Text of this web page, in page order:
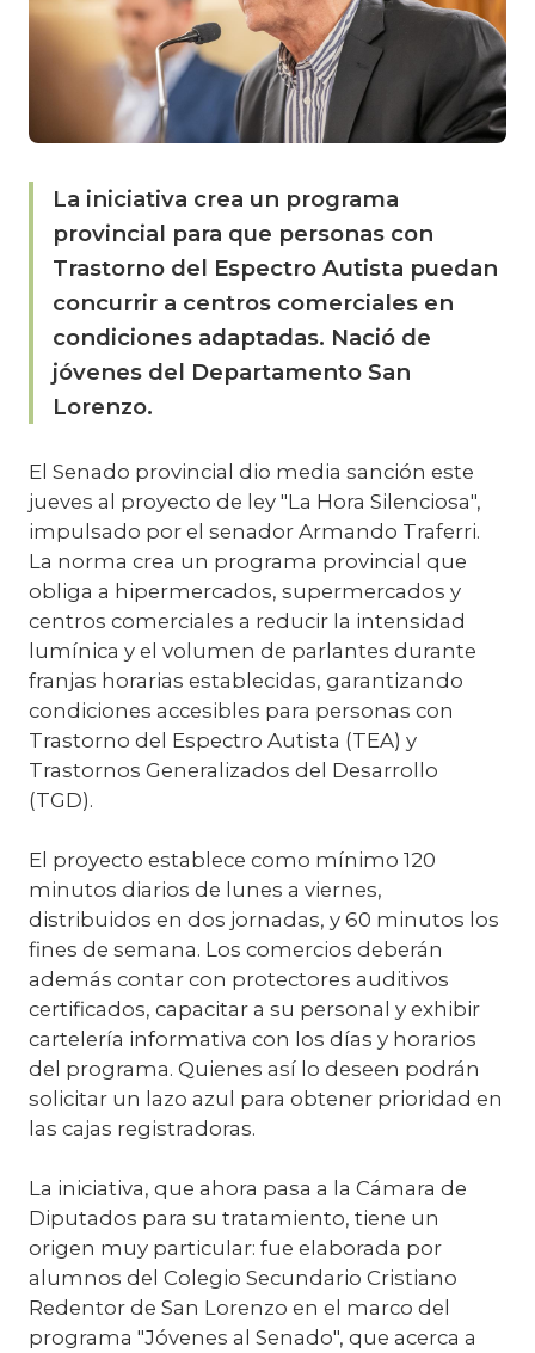
La iniciativa crea un programa
provincial para que personas con
Trastorno del Espectro Autista puedan
concurrir a centros comerciales en
condiciones adaptadas. Nació de
jóvenes del Departamento San
Lorenzo.
El Senado provincial dio media sanción este
jueves al proyecto de ley "La Hora Silenciosa",
impulsado por el senador Armando Traferri.
La norma crea un programa provincial que
obliga a hipermercados, supermercados y
centros comerciales a reducir la intensidad
lumínica y el volumen de parlantes durante
franjas horarias establecidas, garantizando
condiciones accesibles para personas con
Trastorno del Espectro Autista (TEA) y
Trastornos Generalizados del Desarrollo
(TGD).
El proyecto establece como mínimo 120
minutos diarios de lunes a viernes,
distribuidos en dos jornadas, y 60 minutos los
fines de semana. Los comercios deberán
además contar con protectores auditivos
certificados, capacitar a su personal y exhibir
cartelería informativa con los días y horarios
del programa. Quienes así lo deseen podrán
solicitar un lazo azul para obtener prioridad en
las cajas registradoras.
La iniciativa, que ahora pasa a la Cámara de
Diputados para su tratamiento, tiene un
origen muy particular: fue elaborada por
alumnos del Colegio Secundario Cristiano
Redentor de San Lorenzo en el marco del
programa "Jóvenes al Senado", que acerca a